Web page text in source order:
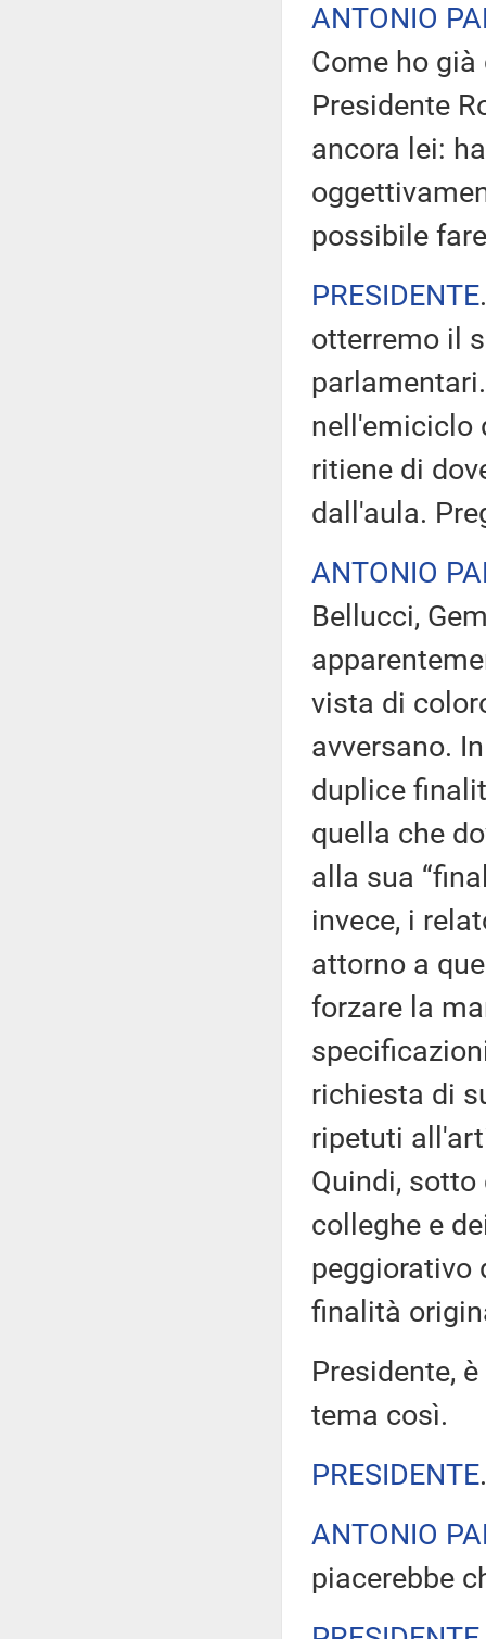
ANTONIO
Come ho
Presidente
ancora lei:
possibile
PRESIDENTE
otterremo il
nell'emiciclo
ritiene di
dall'aula.
ANTONIO
Bellucci,
vista di
avversano.
duplice
quella che
alla sua
invece, i
attorno a
forzare la
richiesta di
ripetuti
Quindi,
colleghe e
peggiorativo
finalità
Presidente,
tema così.
PRESIDENTE
ANTONIO
piacerebbe